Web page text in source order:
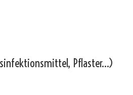
Pflaster…)